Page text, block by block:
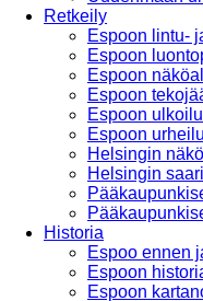
Retkeily
Espoon lintu-
Espoon
Espoon
Espoon
Espoon
Espoon
Helsingin
Helsingin
Historia
Espoo ennen
Espoon
Espoon